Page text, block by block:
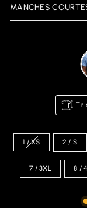
MANCHES
1 / XS 2 / S
7 / 3XL 8 /